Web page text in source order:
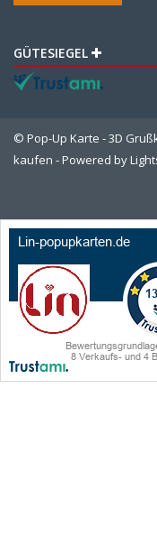
GÜTESIEGEL
© Pop-Up Karte - 3D
kaufen - Powered by